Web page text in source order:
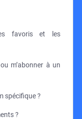
favoris et les
m’abonner à un
spécifique ?
?